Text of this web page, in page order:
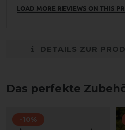
LOAD MORE REVIEWS ON THIS
DETAILS ZUR
Das perfekte
-10%